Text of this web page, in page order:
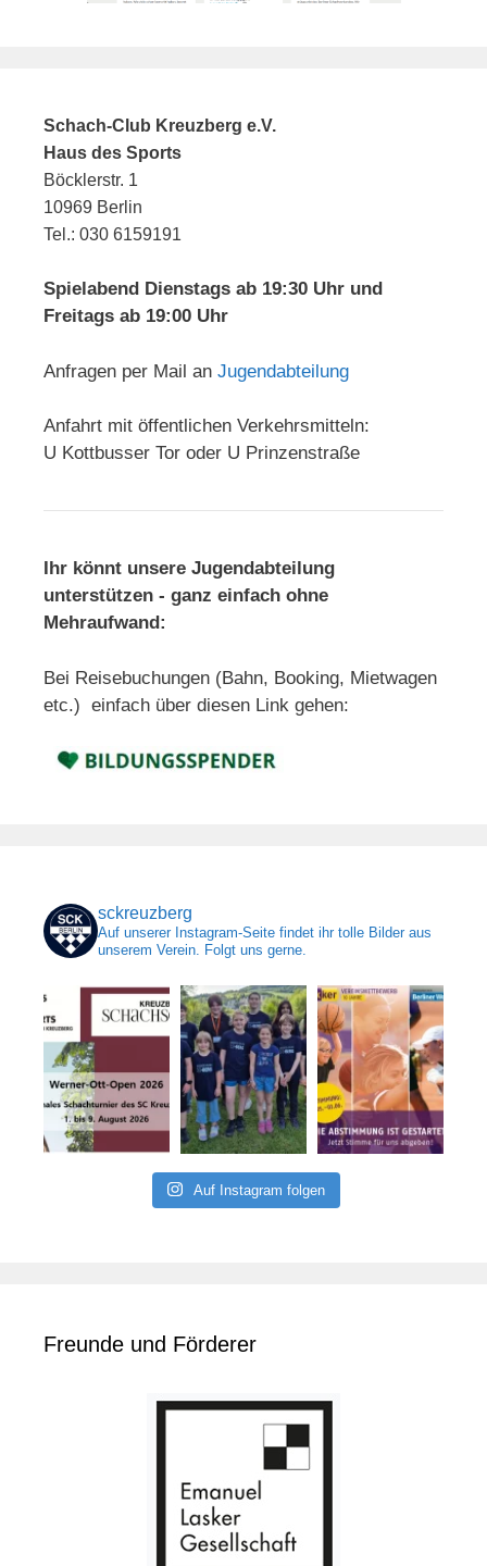
Schach-Club Kreuzberg e.V.
Haus des Sports
Böcklerstr. 1
10969 Berlin
Tel.: 030 6159191
Spielabend Dienstags ab 19:30 Uhr und
Freitags ab 19:00 Uhr
Anfragen per Mail an Jugendabteilung
Anfahrt mit öffentlichen Verkehrsmitteln:
U Kottbusser Tor oder U Prinzenstraße
Ihr könnt unsere Jugendabteilung
unterstützen - ganz einfach ohne
Mehraufwand:
Bei Reisebuchungen (Bahn, Booking, Mietwagen
etc.) einfach über diesen Link gehen:
sckreuzberg
Auf unserer Instagram-Seite findet ihr tolle Bilder aus
unserem Verein. Folgt uns gerne.
Auf Instagram folgen
Freunde und Förderer